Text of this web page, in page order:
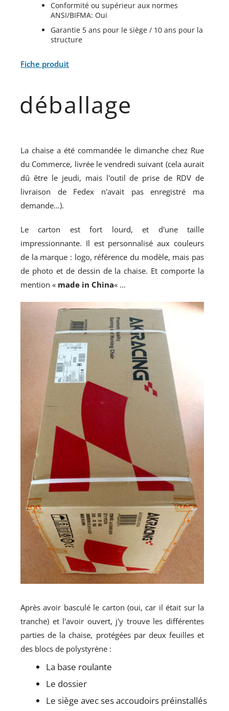
Conformité ou supérieur aux normes
ANSI/BIFMA: Oui
Garantie 5 ans pour le siège / 10 ans pour la
structure
Fiche produit
déballage
La chaise a été commandée le dimanche chez Rue
du Commerce, livrée le vendredi suivant (cela aurait
dû être le jeudi, mais l'outil de prise de RDV de
livraison de Fedex n'avait pas enregistré ma
demande…).
Le carton est fort lourd, et d'une taille
impressionnante. Il est personnalisé aux couleurs
de la marque : logo, référence du modèle, mais pas
de photo et de dessin de la chaise. Et comporte la
mention « made in China« …
Après avoir basculé le carton (oui, car il était sur la
tranche) et l'avoir ouvert, j'y trouve les différentes
parties de la chaise, protégées par deux feuilles et
des blocs de polystyrène :
La base roulante
Le dossier
Le siège avec ses accoudoirs préinstallés